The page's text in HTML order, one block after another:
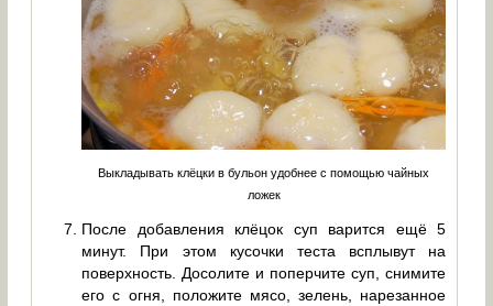
Выкладывать клёцки в бульон удобнее с помощью чайных
ложек
После добавления клёцок суп варится ещё 5
минут. При этом кусочки теста всплывут на
поверхность. Досолите и поперчите суп, снимите
его с огня, положите мясо, зелень, нарезанное